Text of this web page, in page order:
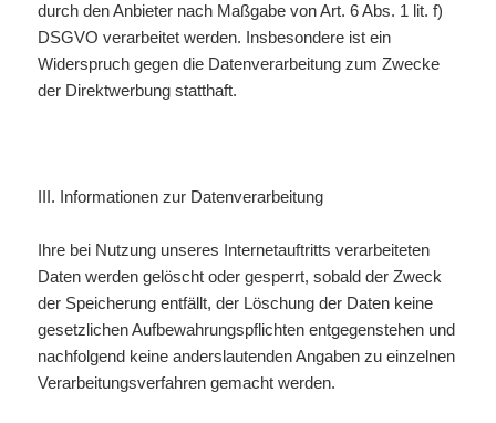
durch den Anbieter nach Maßgabe von Art. 6 Abs. 1 lit. f)
DSGVO verarbeitet werden. Insbesondere ist ein
Widerspruch gegen die Datenverarbeitung zum Zwecke
der Direktwerbung statthaft.
III. Informationen zur Datenverarbeitung
Ihre bei Nutzung unseres Internetauftritts verarbeiteten
Daten werden gelöscht oder gesperrt, sobald der Zweck
der Speicherung entfällt, der Löschung der Daten keine
gesetzlichen Aufbewahrungspflichten entgegenstehen und
nachfolgend keine anderslautenden Angaben zu einzelnen
Verarbeitungsverfahren gemacht werden.